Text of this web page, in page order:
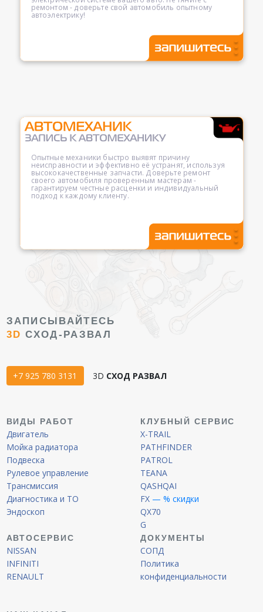
ремонтом - доверьте свой автомобиль опытному
автоэлектрику!
Опытные механики быстро выявят причину
неисправности и эффективно её устранят, используя
высококачественные запчасти. Доверьте ремонт
своего автомобиля проверенным мастерам -
гарантируем честные расценки и индивидуальный
подход к каждому клиенту.
ЗАПИСЫВАЙТЕСЬ
3D СХОД-РАЗВАЛ
+7 925 780 3131 3D СХОД РАЗВАЛ
ВИДЫ РАБОТ
Двигатель
Мойка радиатора
Подвеска
Рулевое управление
Трансмиссия
Диагностика и ТО
Эндоскоп
КЛУБНЫЙ СЕРВИС
X-TRAIL
PATHFINDER
PATROL
TEANA
QASHQAI
FX — % скидки
QX70
G
АВТОСЕРВИС
NISSAN
INFINITI
RENAULT
ДОКУМЕНТЫ
СОПД
Политика
конфиденциальности